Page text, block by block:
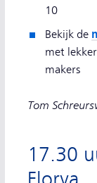
10
Bekijk de
met
makers
Tom
17.30